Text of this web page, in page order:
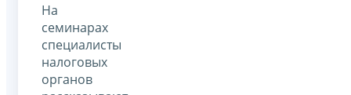
На
семинарах
специалисты
налоговых
органов